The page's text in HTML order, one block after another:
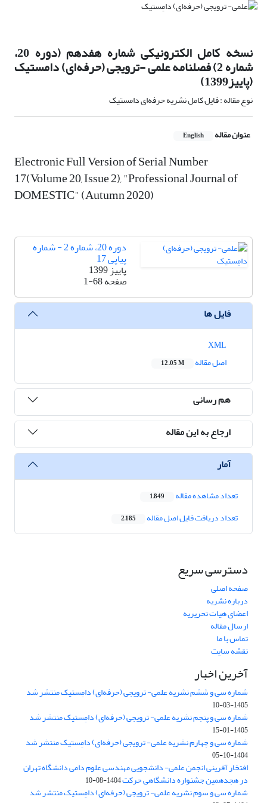
نسخه کامل الکترونیکی شماره هفدهم (دوره 20،
شماره 2) فصلنامه علمی -ترویجی (حرفه‌ای) دامستیک
(پاییز1399)
نوع مقاله : فایل کامل نشریه حرفه‌ای دامستیک
عنوان مقاله English
Electronic Full Version of Serial Number
17(Volume 20, Issue 2), "Professional Journal of
DOMESTIC" (Autumn 2020)
دوره 20، شماره 2 - شماره
پیاپی 17
پاییز 1399
صفحه1-68
فایل ها
اصل مقاله
12.05 M
هم رسانی
ارجاع به این مقاله
آمار
تعداد مشاهده مقاله 1,849
تعداد دریافت فایل اصل مقاله 2,185
دسترسی سریع
صفحه اصلی
درباره نشریه
اعضای هیات تحریریه
ارسال مقاله
تماس با ما
نقشه سایت
آخرین اخبار
شماره سی و ششم نشریه علمی- ترویجی (حرفه‌ای) دامِستیک منتشر شد
1405-03-10
شماره سی و پنجم نشریه علمی- ترویجی (حرفه‌ای) دامِستیک منتشر شد
1405-01-15
شماره سی و چهارم نشریه علمی- ترویجی (حرفه‌ای) دامِستیک منتشر شد
1404-10-05
افتخار آفرینی انجمن علمی- دانشجویی مهندسی علوم دامی دانشگاه تهران
در هجدهمین جشنواره دانشگاهی حرکت1404-08-10
شماره سی و سوم نشریه علمی- ترویجی (حرفه‌ای) دامِستیک منتشر شد